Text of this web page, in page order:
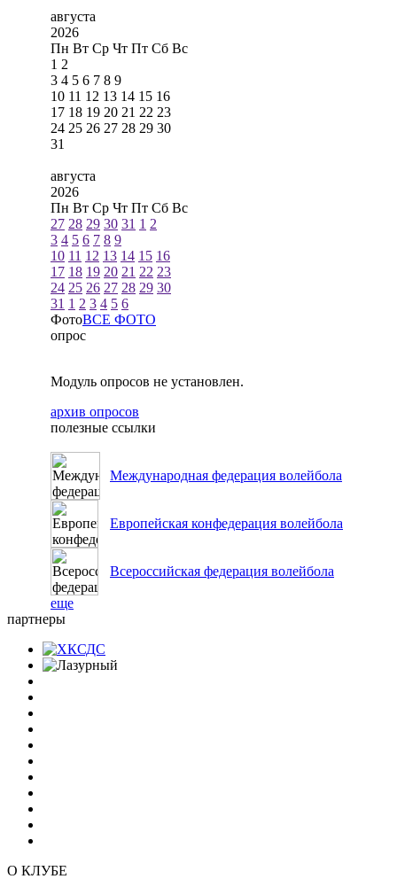
августа
2026
Пн Вт Ср Чт Пт Сб Вс
1 2
3 4 5 6 7 8 9
10 11 12 13 14 15 16
17 18 19 20 21 22 23
24 25 26 27 28 29 30
31
августа
2026
Пн Вт Ср Чт Пт Сб Вс
27 28 29 30 31 1 2
3 4 5 6 7 8 9
10 11 12 13 14 15 16
17 18 19 20 21 22 23
24 25 26 27 28 29 30
31 1 2 3 4 5 6
ФотоВСЕ ФОТО
опрос
Модуль опросов не установлен.
архив опросов
полезные ссылки
Международная федерация волейбола
Европейская конфедерация волейбола
Всероссийская федерация волейбола
еще
партнеры
О КЛУБЕ